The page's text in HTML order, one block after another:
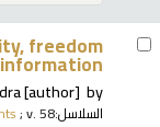
freedom
by
[author]
السلاسل:; v. 58